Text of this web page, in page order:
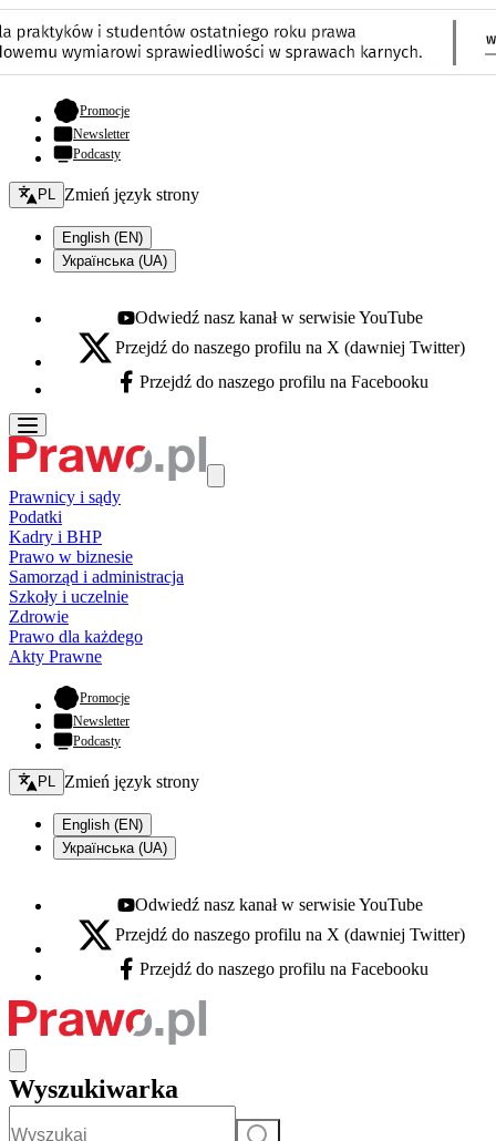
Promocje- otwiera się w nowej karcie
Newsletter
Podcasty
Zmień język - bieżący:
PL Zmień język strony
English (EN)
Українська (UA)
Youtube - otwiera się w nowej karcie
Odwiedź nasz kanał w serwisie YouTube
X - otwiera się w nowej karcie
Przejdź do naszego profilu na X (dawniej Twitter)
Facebook - otwiera się w nowej karcie
Przejdź do naszego profilu na Facebooku
Prawnicy i sądy
Podatki
Kadry i BHP
Prawo w biznesie
Samorząd i administracja
Szkoły i uczelnie
Zdrowie
Prawo dla każdego
Akty Prawne
Promocje- otwiera się w nowej karcie
Newsletter
Podcasty
Zmień język - bieżący:
PL Zmień język strony
English (EN)
Українська (UA)
Youtube - otwiera się w nowej karcie
Odwiedź nasz kanał w serwisie YouTube
X - otwiera się w nowej karcie
Przejdź do naszego profilu na X (dawniej Twitter)
Facebook - otwiera się w nowej karcie
Przejdź do naszego profilu na Facebooku
Wyszukiwarka
Szukaj